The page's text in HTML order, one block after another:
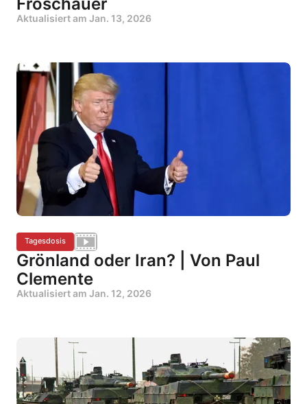
Aktualisiert am Jan. 13, 2026
Tagesdosis
Grönland oder Iran? | Von Paul
Clemente
Aktualisiert am Jan. 12, 2026